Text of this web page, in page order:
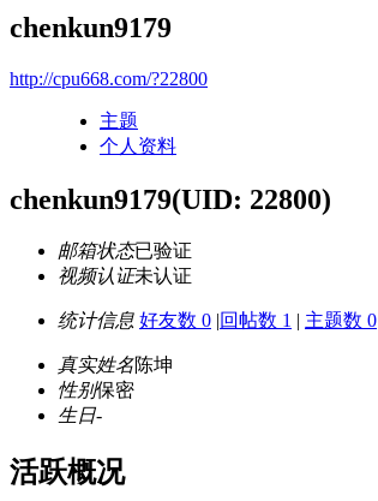
chenkun9179
http://cpu668.com/?22800
主题
个人资料
chenkun9179(UID: 22800)
邮箱状态已验证
视频认证未认证
统计信息 好友数 0 |回帖数 1 | 主题数 0
真实姓名陈坤
性别保密
生日-
活跃概况